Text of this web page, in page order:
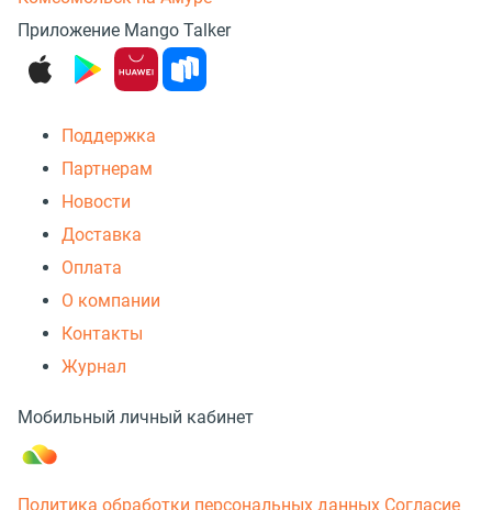
Приложение Mango Talker
Поддержка
Партнерам
Новости
Доставка
Оплата
О компании
Контакты
Журнал
Мобильный личный кабинет
Политика обработки персональных данных Согласие